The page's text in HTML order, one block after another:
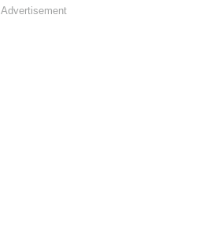
Advertisement